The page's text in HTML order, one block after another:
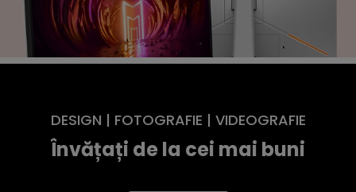
DESIGN | FOTOGRAFIE | VIDEOGRAFIE
Învățați de la cei mai buni